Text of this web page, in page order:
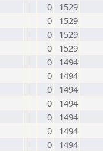
0
1529
0
1529
0
1529
0
1529
0
1494
0
1494
0
1494
0
1494
0
1494
0
1494
0
1494